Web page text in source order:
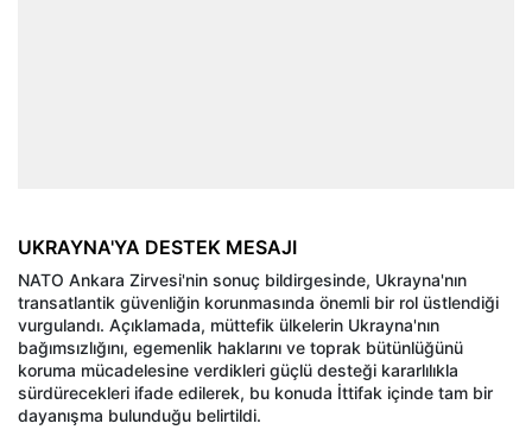
UKRAYNA'YA DESTEK MESAJI
NATO Ankara Zirvesi'nin sonuç bildirgesinde, Ukrayna'nın
transatlantik güvenliğin korunmasında önemli bir rol üstlendiği
vurgulandı. Açıklamada, müttefik ülkelerin Ukrayna'nın
bağımsızlığını, egemenlik haklarını ve toprak bütünlüğünü
koruma mücadelesine verdikleri güçlü desteği kararlılıkla
sürdürecekleri ifade edilerek, bu konuda İttifak içinde tam bir
dayanışma bulunduğu belirtildi.